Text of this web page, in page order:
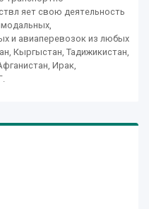
яет свою деятельность
и авиаперевозок из любых
Кыргыстан, Тадижикистан,
Ирак,